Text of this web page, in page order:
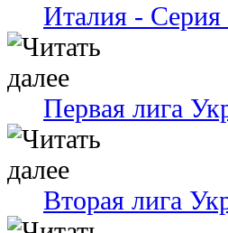
Италия -
Первая лига
Вторая лига